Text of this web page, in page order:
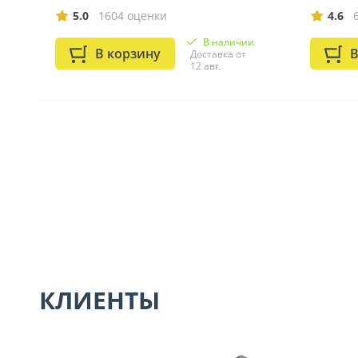
5.0
1604 оценки
В корзину
В наличии
Доставка от
12 авг.
4.6
КЛИЕНТЫ